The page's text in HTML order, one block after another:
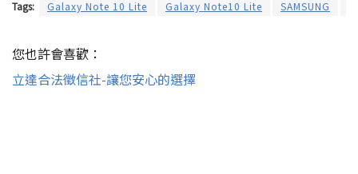
Tags: Galaxy Note 10 Lite Galaxy Note10 Lite SAMSUNG
您也許會喜歡：
立達合法徵信社-讓您安心的選擇